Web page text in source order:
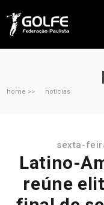
home >> notícias
sexta-
Latino-
reúne